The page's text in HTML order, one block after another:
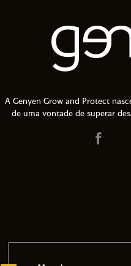
A Genyen Grow and Protect
de uma vontade de superar